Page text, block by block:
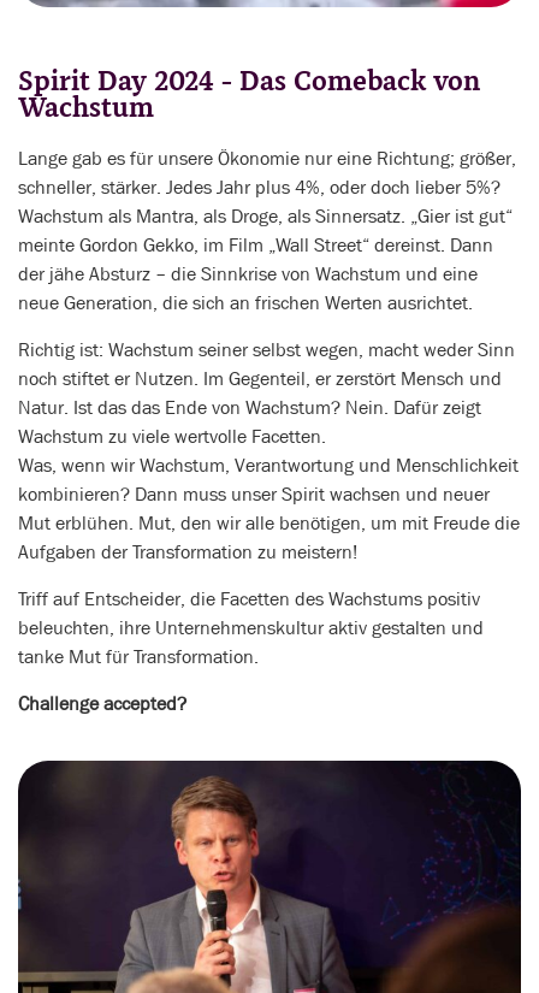
Spirit Day 2024 - Das Comeback von
Wachstum
Lange gab es für unsere Ökonomie nur eine Richtung; größer,
schneller, stärker. Jedes Jahr plus 4%, oder doch lieber 5%?
Wachstum als Mantra, als Droge, als Sinnersatz. „Gier ist gut“
meinte Gordon Gekko, im Film „Wall Street“ dereinst. Dann
der jähe Absturz – die Sinnkrise von Wachstum und eine
neue Generation, die sich an frischen Werten ausrichtet.
Richtig ist: Wachstum seiner selbst wegen, macht weder Sinn
noch stiftet er Nutzen. Im Gegenteil, er zerstört Mensch und
Natur. Ist das das Ende von Wachstum? Nein. Dafür zeigt
Wachstum zu viele wertvolle Facetten.
Was, wenn wir Wachstum, Verantwortung und Menschlichkeit
kombinieren? Dann muss unser Spirit wachsen und neuer
Mut erblühen. Mut, den wir alle benötigen, um mit Freude die
Aufgaben der Transformation zu meistern!
Triff auf Entscheider, die Facetten des Wachstums positiv
beleuchten, ihre Unternehmenskultur aktiv gestalten und
tanke Mut für Transformation.
Challenge accepted?